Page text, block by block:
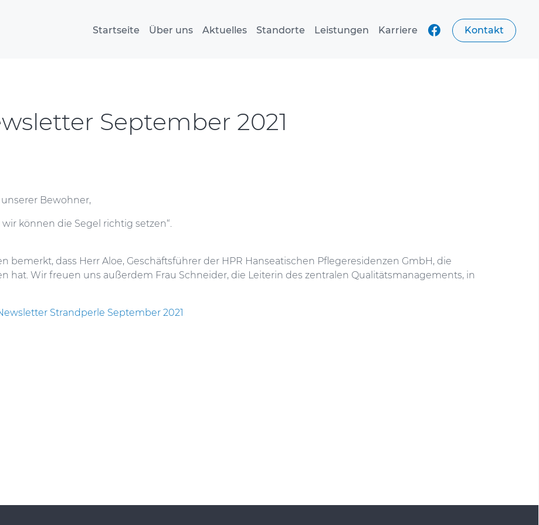
Startseite Über uns Aktuelles Standorte Leistungen Karriere Kontakt
September 2021
Bewohner,
können die Segel richtig setzen“.
bemerkt, dass Herr Aloe, Geschäftsführer der HPR Hanseatischen Pflegeresidenzen GmbH, die
Wir freuen uns außerdem Frau Schneider, die Leiterin des zentralen Qualitätsmanagements, in
Strandperle September 2021